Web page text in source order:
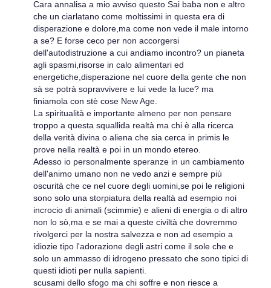
Cara annalisa a mio avviso questo Sai baba non e altro
che un ciarlatano come moltissimi in questa era di
disperazione e dolore,ma come non vede il male intorno
a se? E forse ceco per non accorgersi
dell'autodistruzione a cui andiamo incontro? un pianeta
agli spasmi,risorse in calo alimentari ed
energetiche,disperazione nel cuore della gente che non
sà se potrà sopravvivere e lui vede la luce? ma
finiamola con stè cose New Age.
La spiritualità e importante almeno per non pensare
troppo a questa squallida realtà ma chi è alla ricerca
della verità divina o aliena che sia cerca in primis le
prove nella realtà e poi in un mondo etereo.
Adesso io personalmente speranze in un cambiamento
dell'animo umano non ne vedo anzi e sempre più
oscurità che ce nel cuore degli uomini,se poi le religioni
sono solo una storpiatura della realtà ad esempio noi
incrocio di animali (scimmie) e alieni di energia o di altro
non lo sò,ma e se mai a queste civiltà che dovremmo
rivolgerci per la nostra salvezza e non ad esempio a
idiozie tipo l'adorazione degli astri come il sole che e
solo un ammasso di idrogeno pressato che sono tipici di
questi idioti per nulla sapienti.
scusami dello sfogo ma chi soffre e non riesce a